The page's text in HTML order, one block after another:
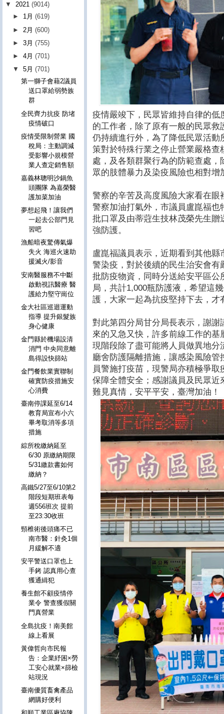
疫情嚴竣下，民眾皆維持自律的
的工作者，除了原有一般的民眾
仍持續進行外，為了降低民眾活
策對於特殊行業之停止營業嚴格
處，及各類群聚行為的防範查處
眾的肢體暴力及染疫風險也相對增
警察的辛苦及高度風險大家看在
警察加油打氣外，市議員盧崑福
批口罩及由蒂蒄生技林茂榮先生
強防護。
盧崑福議員表示，近期看到其他
警染疫，對於後續的民生治安會
批防疫物資，同時分送給安平區
局，共計1,000瓶防護液，希望這
護，大家一起為抗疫堅持下去，才
對此第四分局甘分局長表示，謝
來的又急又快，許多前線工作的
現階段除了盡可能將人員做異地
廳舍防護隔離措施，讓感染風險
員警施打疫苗，現警局亦積極爭
保障全體安全；感謝議員及民眾
難見真情，安平平安，臺灣加油！
▼ 2021 (9014)
► 1月(619)
► 2月(600)
►3月(755)
►4月(701)
▼5月(701)
第一獅子會藉2議員
送口罩給弱勢族
群
全民齊力抗疫 防堵
疫情破口
疫情受限制營業 國
稅局：主動調減
受影響小規模營
業人查定銷售額
嘉義林聰明沙鍋魚
頭團隊 為嘉榮醫
護加菜加油
夢想起飛！讓我們
一起去公部門見
習吧
漁船暗夜驚傳氣爆
失火 海巡火速助
援滅火/影音
安南醫服務不中斷
啟動視訊醫療 醫
護給力堅守崗位
金大社區巡迴運動
指導 提升銀髮族
身心健康
金門縣於機場設清
消門 中央同意離
島得設快篩站
金門餐飲業實聯制
確實防疫措施安
心消費
臺南停課延至6/14
教育局宣布小六
畢考取消等多項
措施
綜所稅繳納延至
6/30 原繳納期限
5/31繳款書如何
繳納？
高鐵5/27至6/10第2
階段短期班表每
週556班次 提前
至23:30收班
頸椎術後頭痛不已
南市醫：針灸1個
月緩解不適
安平警送口罩也上
手銬 認真用心查
獲通緝犯
養生館不顧疫情停
業令 警查獲假關
門真營業
全島抗疫！南美館
線上看展
黃偉哲向市民報
告：企業紓困×勞
工安心就業×篩檢
站現況
臺南優質畜禽產品
網購好便利